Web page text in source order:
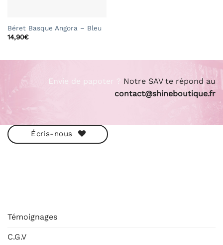
Béret Basque Angora – Bleu
14,90€
Envie de papoter ? Notre SAV te répond au
contact@shineboutique.fr
Écris-nous
Témoignages
C.G.V